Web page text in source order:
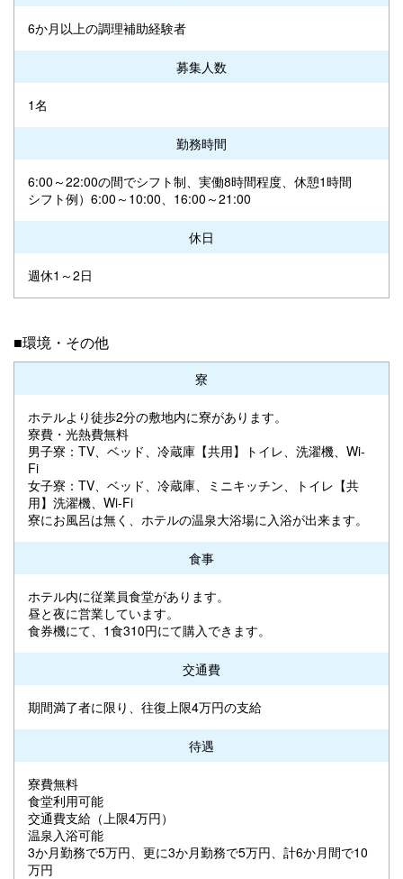
6か月以上の調理補助経験者
募集人数
1名
勤務時間
6:00～22:00の間でシフト制、実働8時間程度、休憩1時間
シフト例）6:00～10:00、16:00～21:00
休日
週休1～2日
■環境・その他
寮
ホテルより徒歩2分の敷地内に寮があります。
寮費・光熱費無料
男子寮：TV、ベッド、冷蔵庫【共用】トイレ、洗濯機、Wi-
Fi
女子寮：TV、ベッド、冷蔵庫、ミニキッチン、トイレ【共
用】洗濯機、Wi-Fi
寮にお風呂は無く、ホテルの温泉大浴場に入浴が出来ます。
食事
ホテル内に従業員食堂があります。
昼と夜に営業しています。
食券機にて、1食310円にて購入できます。
交通費
期間満了者に限り、往復上限4万円の支給
待遇
寮費無料
食堂利用可能
交通費支給（上限4万円）
温泉入浴可能
3か月勤務で5万円、更に3か月勤務で5万円、計6か月間で10
万円